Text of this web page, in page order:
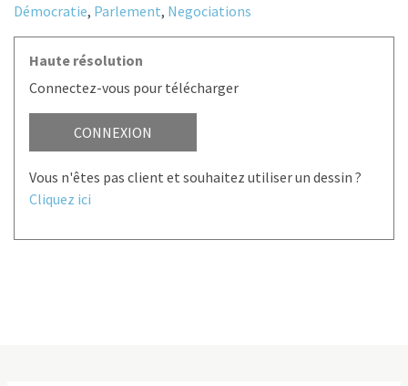
Démocratie, Parlement, Negociations
Haute résolution
Connectez-vous pour télécharger
CONNEXION
Vous n'êtes pas client et souhaitez utiliser un dessin ?
Cliquez ici